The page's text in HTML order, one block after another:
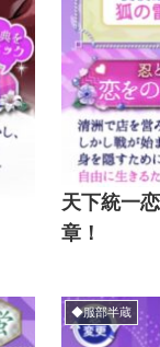
天下統一
章！
◆服部半蔵